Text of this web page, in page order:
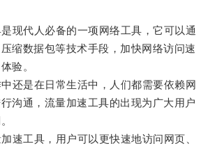
代人必备的一项网络工具，它可以通
缩数据包等技术手段，加快网络访问速
验。
是在日常生活中，人们都需要依赖网
沟通，流量加速工具的出现为广大用户
工具，用户可以更快速地访问网页、